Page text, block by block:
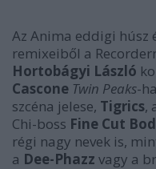
Az Anima eddigi húsz
remixeiből a
Hortobágyi László
Cascone Twin Peaks-
szcéna jelese, Tigrics,
Chi-boss Fine Cut
régi nagy nevek is,
a Dee-Phazz vagy a